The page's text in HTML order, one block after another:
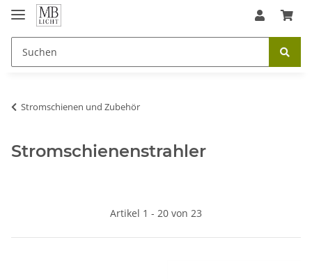
Stromschienen und Zubehör
Stromschienenstrahler
Artikel 1 - 20 von 23